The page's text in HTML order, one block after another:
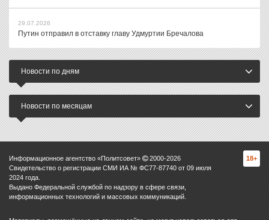
29.07.2026
Путин отправил в отставку главу Удмуртии Бречалова
Новости по дням
Новости по месяцам
Информационное агентство «Политсовет» 2000-2026
Свидетельство о регистрации СМИ ИА № ФС77-87740 от 09 июля
2024 года.
Выдано Федеральной службой по надзору в сфере связи,
информационных технологий и массовых коммуникаций.
18+